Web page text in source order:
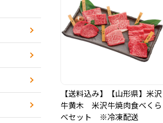
【送料込み】【山形県】米沢
牛黄木 米沢牛焼肉食べくら
べセット ※冷凍配送